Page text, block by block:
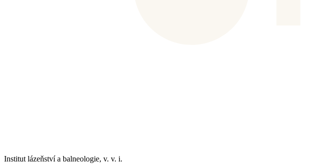
Institut lázeňství a balneologie, v. v. i.